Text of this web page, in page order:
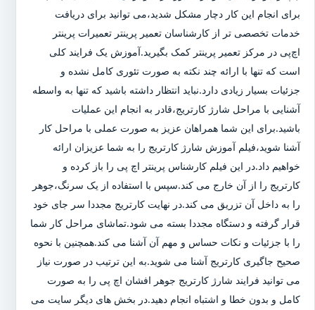
برای انجام این کار دچار مشکل شدید،می توانید برای دریافت
خدمات تخصصی تر از کارشناسان تعمیر پرینتر تعمیرات پرینتر
اچ‌پی در مرکز تعمیر پرینتر کمک بگیرید.آموزش یک فرایند کلی
است که تنها با ارائه چند نکته به صورت تئوری کامل نشده و
جزئیات بسیار زیادی دارد.نباید انتظار داشته باشید که تنها به واسطه
آشنایی با مراحل شارژ کارتریج،قادر به انجام این عملیات
باشید.برای این شما همراهان عزیز به صورت عملی با مراحل کار
آشنا شوید،فیلم آموزش شارژ کارتریج را به شما عزیزان ارائه
خواهیم داد.در این فیلم کارشناس پرینتر اچ پی را باز کرده و
کارتریج را از آن خارج می کند.سپس با استفاده از یک سرنگ،جوهر
را به داخل آن تزریق می کند.در نهایت کارتریج مجددا سر جای خود
قرار گرفته و دستگاه مجددا بسته می شود.تماشای مراحل کار شما
را با جزئیات و نکات حساس و مهم آن آشنا می کند.همچنین با نحوه
صحیح جاگیری کارتریج آشنا می شوید.به این ترتیب در صورت نیاز
می توانید فرایند شارژ کارتریج جوهر افشان اچ پی را به صورت
کامل و بدون خطا و اشتباه انجام دهید.در بخش های دیگر سایت می